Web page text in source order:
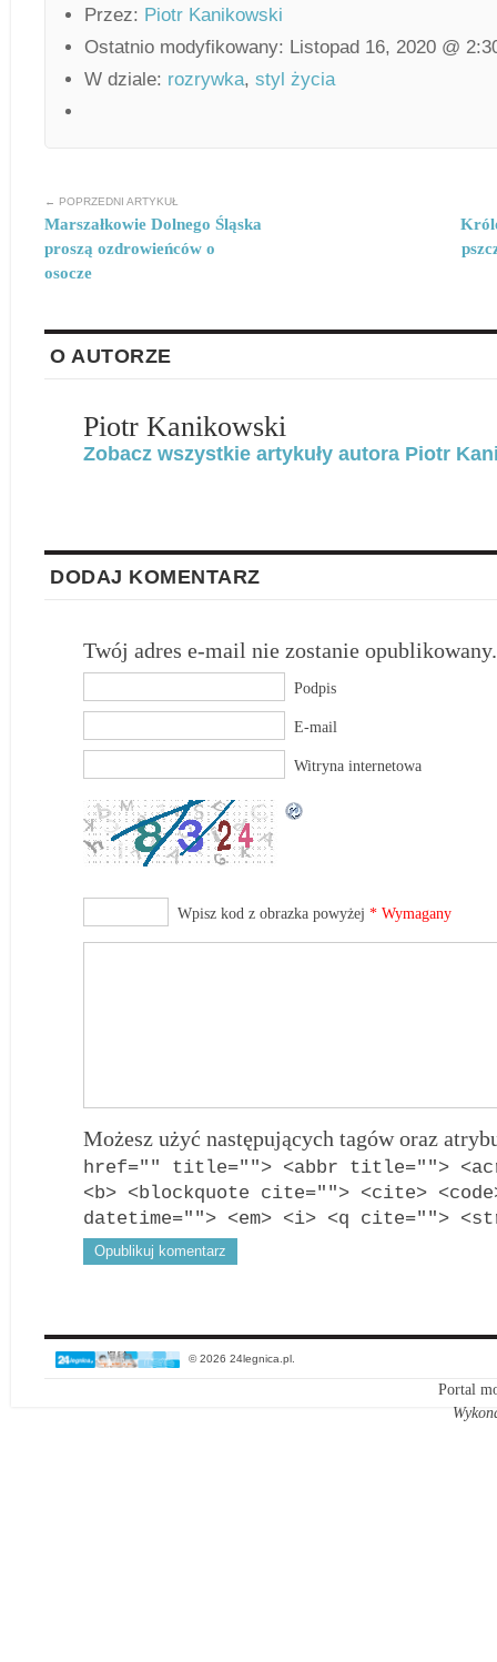
Przez: Piotr Kanikowski
Ostatnio modyfikowany: Listopad 16, 2020 @
W dziale: rozrywka, styl życia
← POPRZEDNI ARTYKUŁ
Marszałkowie Dolnego Śląska
proszą ozdrowieńców o
osocze
O AUTORZE
Piotr Kanikowski
Zobacz wszystkie artykuły autora Piotr
DODAJ KOMENTARZ
Twój adres e-mail nie zostanie opublikowany.
Podpis
E-mail
Witryna internetowa
Wpisz kod z obrazka powyżej * Wymagany
Możesz użyć następujących tagów oraz
href="" title=""> <abbr title="">
<b> <blockquote cite=""> <cite>
datetime=""> <em> <i> <q cite="">
© 2026 24legnica.pl.
Portal